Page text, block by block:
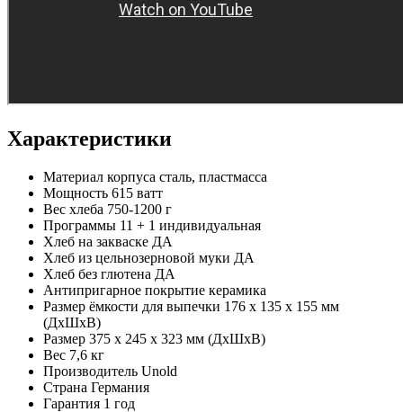
Характеристики
Материал корпуса сталь, пластмасса
Мощность 615 ватт
Вес хлеба 750-1200 г
Программы 11 + 1 индивидуальная
Хлеб на закваске ДА
Хлеб из цельнозерновой муки ДА
Хлеб без глютена ДА
Антипригарное покрытие керамика
Размер ёмкости для выпечки 176 x 135 x 155 мм
(ДxШxВ)
Размер 375 x 245 x 323 мм (ДxШxВ)
Вес 7,6 кг
Производитель Unold
Страна Германия
Гарантия 1 год